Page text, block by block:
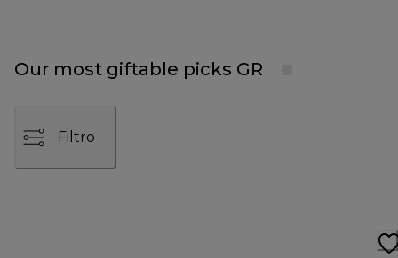
Our most giftable picks GR
Filtro